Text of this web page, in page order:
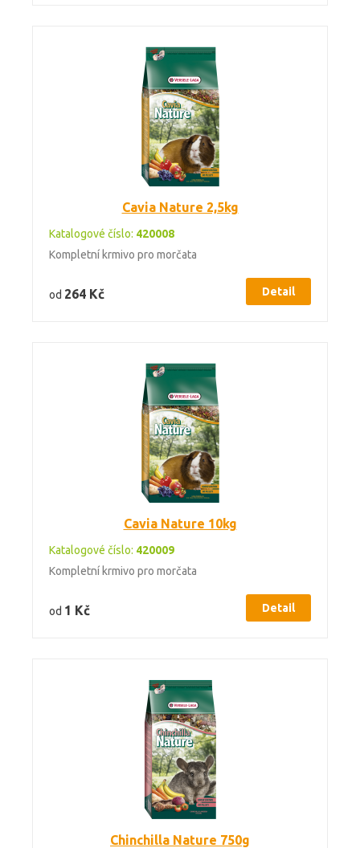
Cavia Nature 2,5kg
Katalogové číslo: 420008
Kompletní krmivo pro morčata
od 264 Kč Detail
Cavia Nature 10kg
Katalogové číslo: 420009
Kompletní krmivo pro morčata
od 1 Kč Detail
Chinchilla Nature 750g